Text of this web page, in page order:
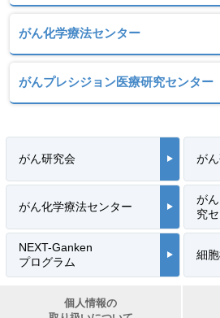
がん化学療法センター
がんプレシジョン医療研究センター
がん研究会 が
がん化学療法センター
が
究
NEXT-Ganken
プログラム
細
個人情報の